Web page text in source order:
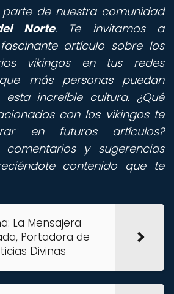
de nuestra comunidad
Norte. Te invitamos a
artículo sobre los
vikingos en tus redes
más personas puedan
increíble cultura. ¿Qué
con los vikingos te
en futuros artículos?
comentarios y sugerencias
contenido que te
La Mensajera
Portadora de
Divinas